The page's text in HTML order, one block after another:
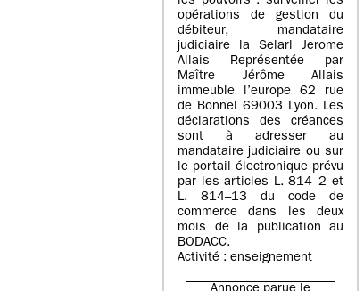
opérations de gestion du
débiteur, mandataire
judiciaire la Selarl Jerome
Allais Représentée par
Maître Jérôme Allais
immeuble l’europe 62 rue
de Bonnel 69003 Lyon. Les
déclarations des créances
sont à adresser au
mandataire judiciaire ou sur
le portail électronique prévu
par les articles L. 814–2 et
L. 814–13 du code de
commerce dans les deux
mois de la publication au
BODACC.
Activité : enseignement